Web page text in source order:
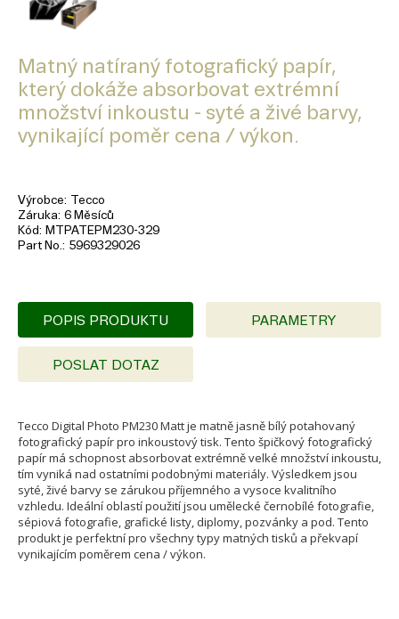
Matný natíraný fotografický papír,
který dokáže absorbovat extrémní
množství inkoustu - syté a živé barvy,
vynikající poměr cena / výkon.
Výrobce Tecco
Záruka 6 Měsíců
Kód
MTPATEPM230-329
Part No. 5969329026
POPIS PRODUKTU PARAMETRY
POSLAT DOTAZ
Tecco Digital Photo PM230 Matt je matně jasně bílý potahovaný
fotografický papír pro inkoustový tisk. Tento špičkový fotografický
papír má schopnost absorbovat extrémně velké množství inkoustu,
tím vyniká nad ostatními podobnými materiály. Výsledkem jsou
syté, živé barvy se zárukou příjemného a vysoce kvalitního
vzhledu. Ideální oblastí použití jsou umělecké černobílé fotografie,
sépiová fotografie, grafické listy, diplomy, pozvánky a pod. Tento
produkt je perfektní pro všechny typy matných tisků a překvapí
vynikajícím poměrem cena / výkon.